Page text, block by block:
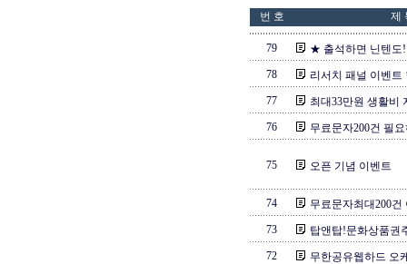
번 호 제
79
★ 출석하면 닌텐도
78
리서치 패널 이벤
77
최대33만원 생활비
76
무료문자200건 필
75 오픈 기념 이벤트
74
무료문자최대200
73
탑앤탑!문화상품권
72
무한공유웹하드 오